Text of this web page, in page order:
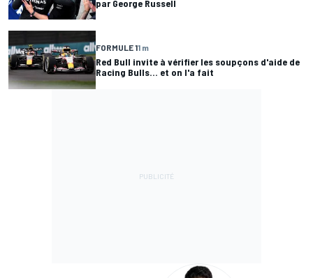
par George Russell
FORMULE 11 m
Red Bull invite à vérifier les soupçons d'aide de
Racing Bulls... et on l'a fait